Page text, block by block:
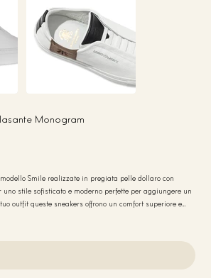
Monogram
Smile realizzate in pregiata pelle dollaro con
stile sofisticato e moderno perfette per aggiungere un
outfit queste sneakers offrono un comfort superiore e